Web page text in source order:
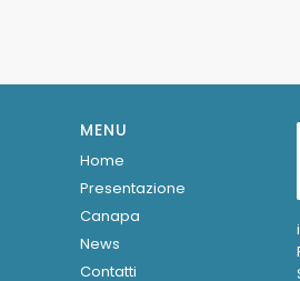
MENU
Home
Presentazione
Canapa
News
Contatti